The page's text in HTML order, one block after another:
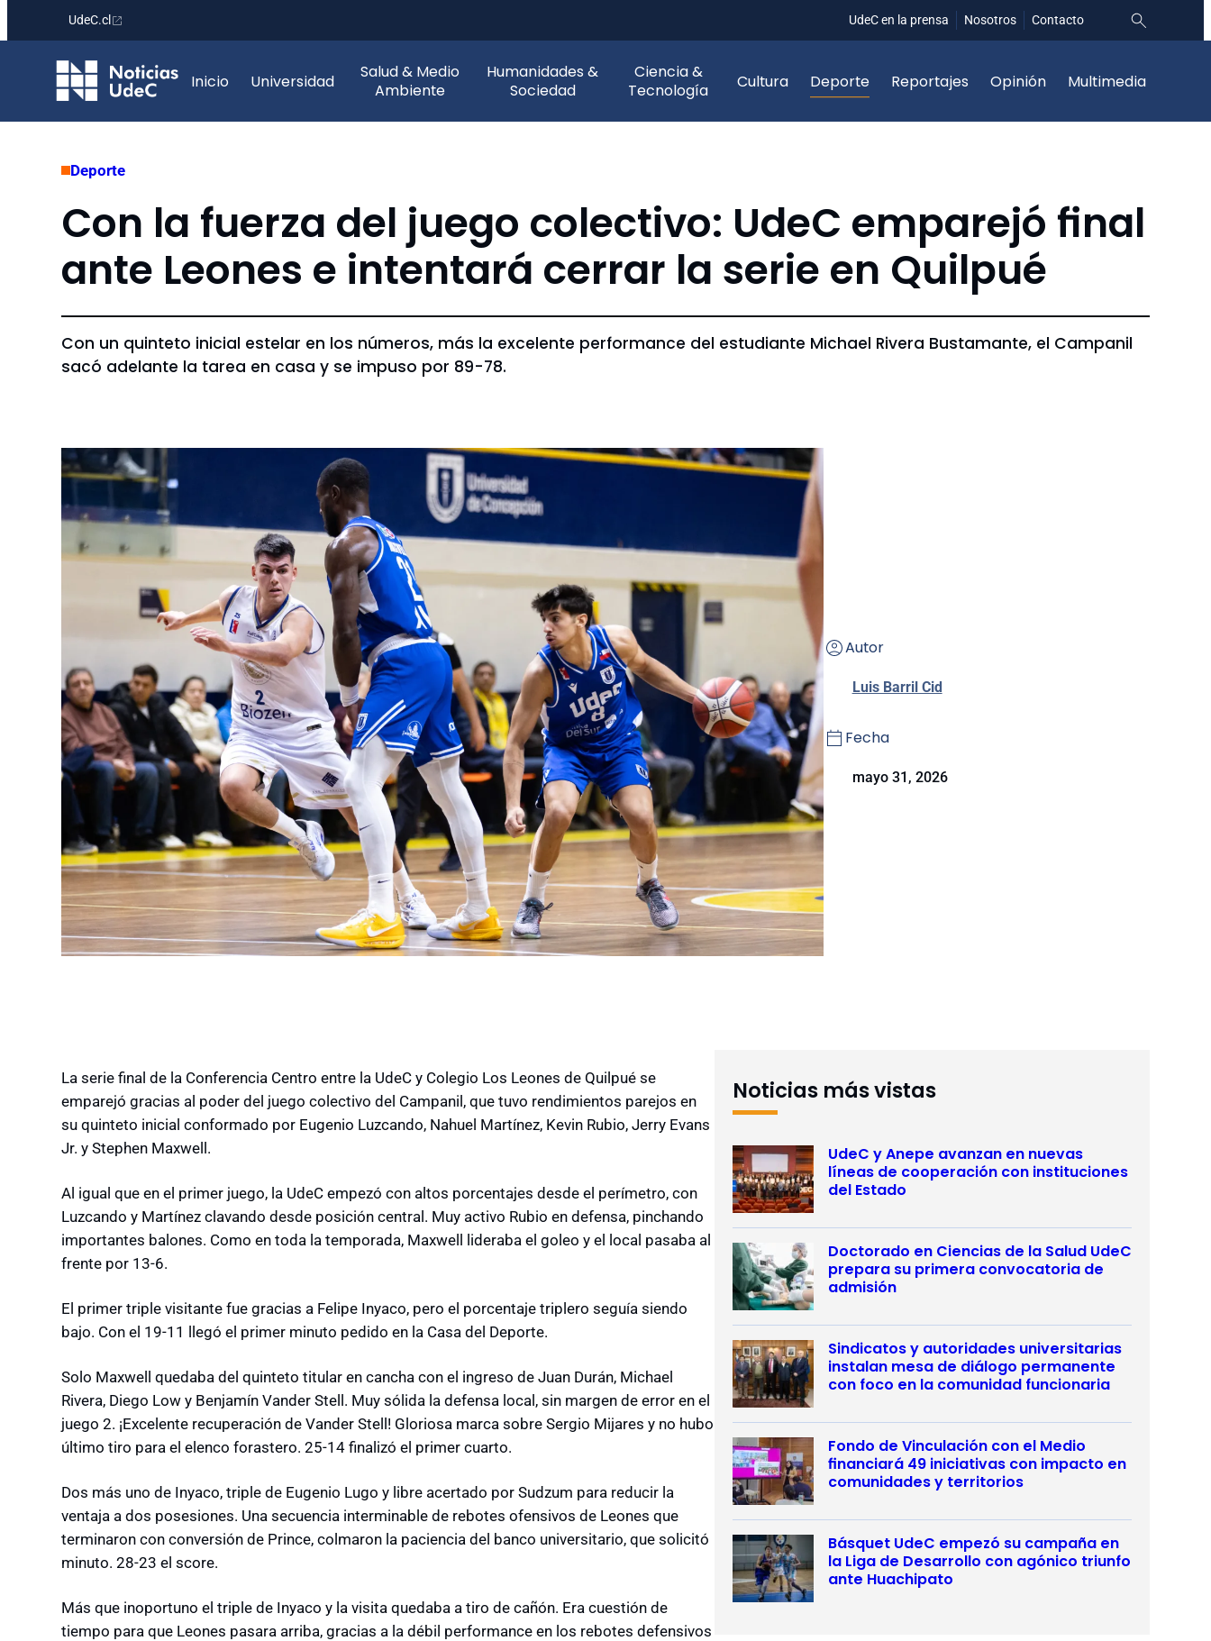
contenido
UdeC.cl UdeC en la prensa Nosotros Contacto
Inicio Universidad
Salud & Medio
Ambiente
Humanidades &
Sociedad
Ciencia &
Tecnología
Cultura Deporte Reportajes Opinión Multimedia
Deporte
Con la fuerza del juego colectivo: UdeC emparejó final
ante Leones e intentará cerrar la serie en Quilpué
Con un quinteto inicial estelar en los números, más la excelente performance del estudiante Michael Rivera Bustamante, el Campanil
sacó adelante la tarea en casa y se impuso por 89-78.
Autor
Luis Barril Cid
Fecha
mayo 31, 2026
La serie final de la Conferencia Centro entre la UdeC y Colegio Los Leones de Quilpué se
emparejó gracias al poder del juego colectivo del Campanil, que tuvo rendimientos parejos en
su quinteto inicial conformado por Eugenio Luzcando, Nahuel Martínez, Kevin Rubio, Jerry Evans
Jr. y Stephen Maxwell.
Al igual que en el primer juego, la UdeC empezó con altos porcentajes desde el perímetro, con
Luzcando y Martínez clavando desde posición central. Muy activo Rubio en defensa, pinchando
importantes balones. Como en toda la temporada, Maxwell lideraba el goleo y el local pasaba al
frente por 13-6.
El primer triple visitante fue gracias a Felipe Inyaco, pero el porcentaje triplero seguía siendo
bajo. Con el 19-11 llegó el primer minuto pedido en la Casa del Deporte.
Solo Maxwell quedaba del quinteto titular en cancha con el ingreso de Juan Durán, Michael
Rivera, Diego Low y Benjamín Vander Stell. Muy sólida la defensa local, sin margen de error en el
juego 2. ¡Excelente recuperación de Vander Stell! Gloriosa marca sobre Sergio Mijares y no hubo
último tiro para el elenco forastero. 25-14 finalizó el primer cuarto.
Dos más uno de Inyaco, triple de Eugenio Lugo y libre acertado por Sudzum para reducir la
ventaja a dos posesiones. Una secuencia interminable de rebotes ofensivos de Leones que
terminaron con conversión de Prince, colmaron la paciencia del banco universitario, que solicitó
minuto. 28-23 el score.
Más que inoportuno el triple de Inyaco y la visita quedaba a tiro de cañón. Era cuestión de
tiempo para que Leones pasara arriba, gracias a la débil performance en los rebotes defensivos
Noticias más vistas
UdeC y Anepe avanzan en nuevas
líneas de cooperación con instituciones
del Estado
Doctorado en Ciencias de la Salud UdeC
prepara su primera convocatoria de
admisión
Sindicatos y autoridades universitarias
instalan mesa de diálogo permanente
con foco en la comunidad funcionaria
Fondo de Vinculación con el Medio
financiará 49 iniciativas con impacto en
comunidades y territorios
Básquet UdeC empezó su campaña en
la Liga de Desarrollo con agónico triunfo
ante Huachipato